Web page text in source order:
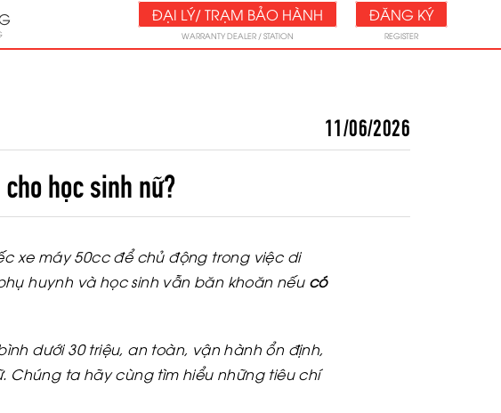
ĐẠI LÝ/ TRẠM BẢO HÀNH
WARRANTY DEALER / STATION
ĐĂNG KÝ
REGISTER
11/06/2026
học sinh nữ?
xe máy 50cc để chủ động trong việc di
huynh và học sinh vẫn băn khoăn nếu có
dưới 30 triệu, an toàn, vận hành ổn định,
Chúng ta hãy cùng tìm hiểu những tiêu chí